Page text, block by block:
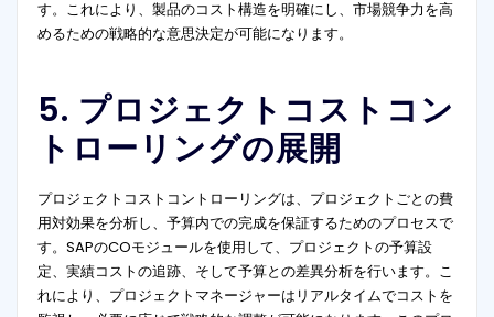
す。これにより、製品のコスト構造を明確にし、市場競争力を高
めるための戦略的な意思決定が可能になります。
5. プロジェクトコストコン
トローリングの展開
プロジェクトコストコントローリングは、プロジェクトごとの費
用対効果を分析し、予算内での完成を保証するためのプロセスで
す。SAPのCOモジュールを使用して、プロジェクトの予算設
定、実績コストの追跡、そして予算との差異分析を行います。こ
れにより、プロジェクトマネージャーはリアルタイムでコストを